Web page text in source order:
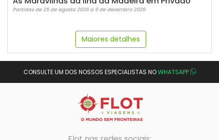
Partidas de 25 de agosto 2026 a 9 de dezembro 2026
Maiores detalhes
CONSULTE UM DOS NOSSOS ESPECIALISTAS NOWHATSAPP